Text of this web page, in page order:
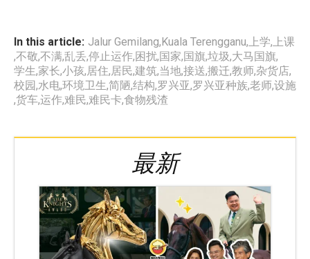
In this article: Jalur Gemilang,Kuala Terengganu, 上学, 上课
,不敬,不满,乱丢,停止运作,困扰,国家,国旗,垃圾,大马国旗,
学生,家长,小孩,居住,居民,建筑,当地,接送,搬迁,教师,杂货店,
校园,水电,环境卫生,简陋,结构,罗兴亚,罗兴亚种族,老师,设施
,货车,运作,难民,难民卡,食物残渣
最新